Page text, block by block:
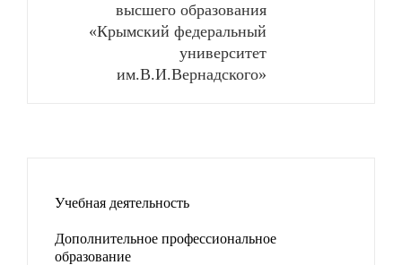
высшего образования
«Крымский федеральный
университет
им.В.И.Вернадского»
Учебная деятельность
Дополнительное профессиональное
образование